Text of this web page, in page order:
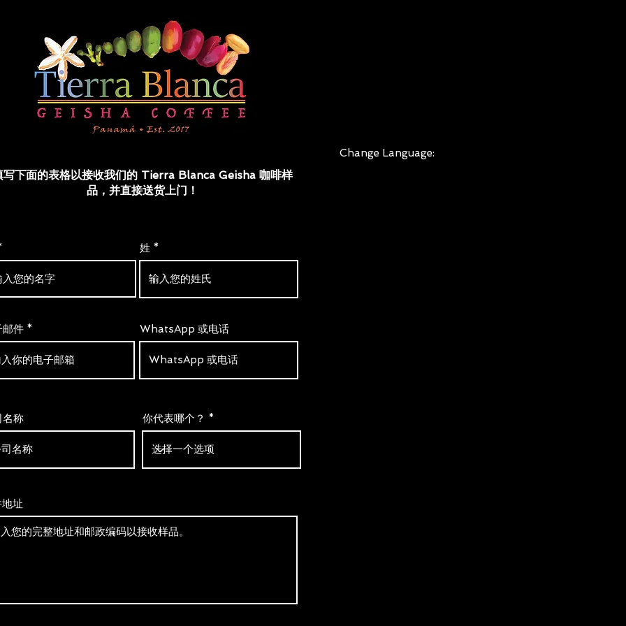
Change Language:
写下面的表格以接收我们的 Tierra Blanca Geisha 咖啡样
品，并直接送货上门！
姓
邮件 WhatsApp 或电话
名称 你代表哪个？
址